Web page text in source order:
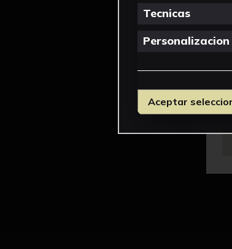
Tecnicas
Personalizacion
Aceptar